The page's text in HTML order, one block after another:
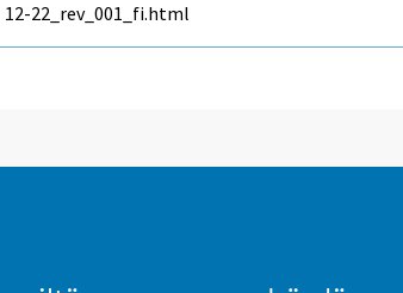
12-22_rev_001_fi.html